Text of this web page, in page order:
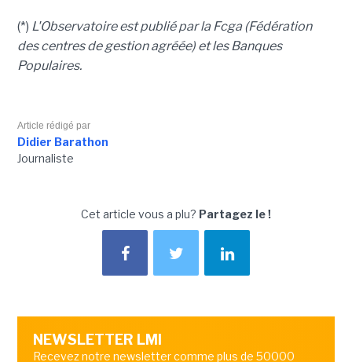
(*) L'Observatoire est publié par la Fcga (Fédération
des centres de gestion agréée) et les Banques
Populaires.
Article rédigé par
Didier Barathon
Journaliste
Cet article vous a plu? Partagez le !
NEWSLETTER LMI
Recevez notre newsletter comme plus de 50000